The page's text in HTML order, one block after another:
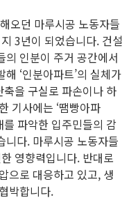
오던 마루시공 노동자들
3년이 되었습니다. 건설
의 인분이 주거 공간에서
‘인분아파트’의 실체가
을 구실로 파손이나 하
기사에는 ‘땜빵아파
파악한 입주민들의 감
니다. 마루시공 노동자들
영향력입니다. 반대로
으로 대응하고 있고, 생
박합니다.